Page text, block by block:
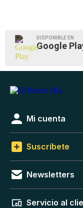
DISPONIBLE EN
Google
Mi cuenta
Suscríbete
Newsletters
Servicio al